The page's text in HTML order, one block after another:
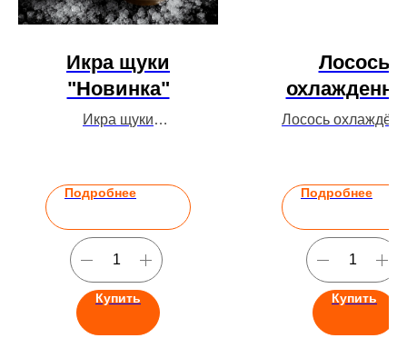
Икра щуки
"Новинка"
Икра щуки
Подробнее
Купить
Лосось
Лосось
неПодробнее
Купить